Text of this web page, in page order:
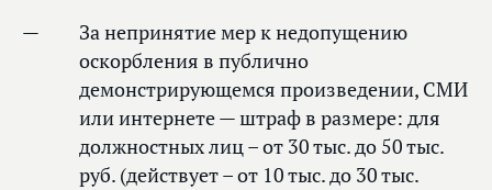
За непринятие мер к недопущению
оскорбления в публично
демонстрирующемся произведении, СМИ
или интернете — штраф в размере: для
должностных лиц – от 30 тыс. до 50 тыс.
руб. (действует – от 10 тыс. до 30 тыс.